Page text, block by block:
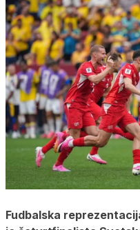
Fudbalska